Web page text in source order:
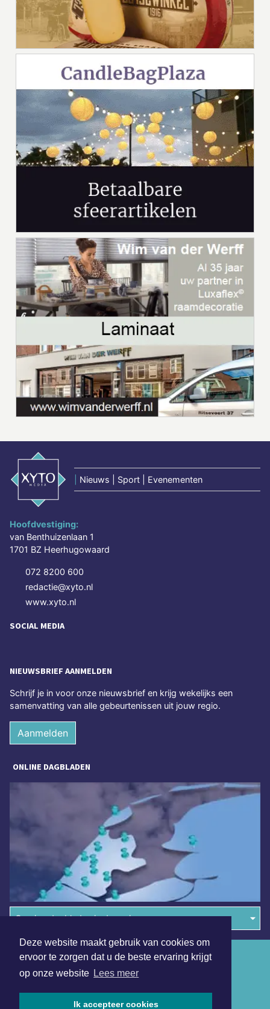
Deze website maakt gebruik van cookies om
ervoor te zorgen dat u de beste ervaring krijgt
op onze website Lees meer
Ik accepteer cookies
Nieuws | Sport | Evenementen
Hoofdvestiging:
van Benthuizenlaan 1
1701 BZ Heerhugowaard
072 8200 600
redactie@xyto.nl
www.xyto.nl
SOCIAL MEDIA
NIEUWSBRIEF AANMELDEN
Schrijf je in voor onze nieuwsbrief en krijg wekelijks een
samenvatting van alle gebeurtenissen uit jouw regio.
Aanmelden
ONLINE DAGBLADEN
Overige dagbladen in de regio
Algemene voorwaarden
Disclaimer